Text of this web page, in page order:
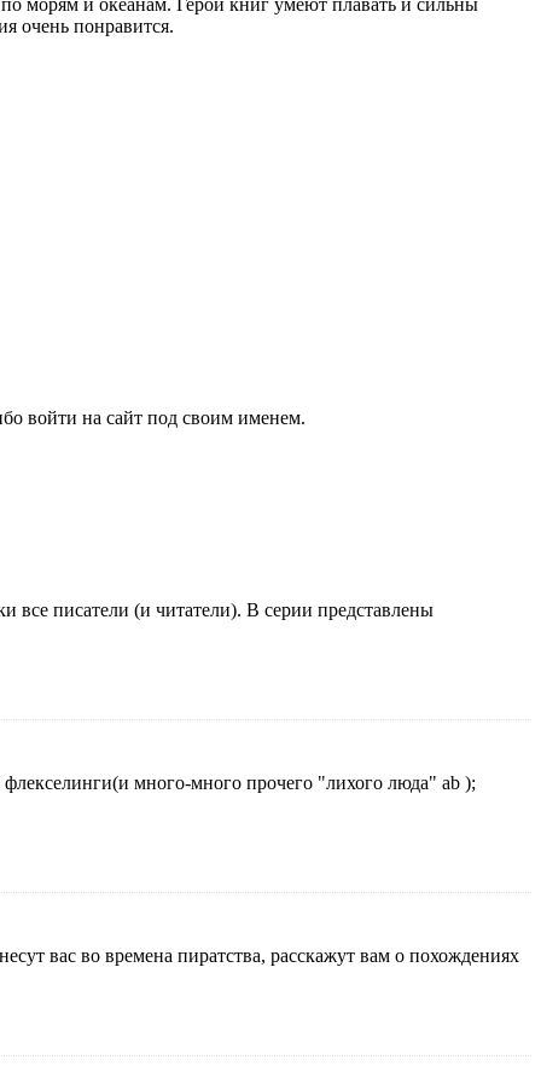
морям и океанам. Герои книг умеют плавать и сильны
очень понравится.
войти на сайт под своим именем.
писатели (и читатели). В серии представлены
много-много прочего "лихого люда" ab );
вас во времена пиратства, расскажут вам о похождениях